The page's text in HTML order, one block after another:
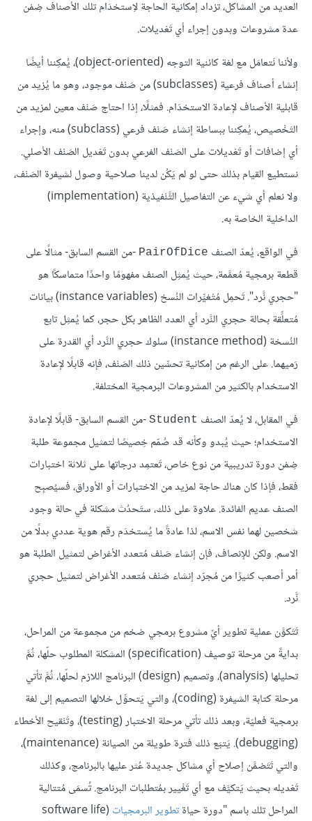
العديد من المشاكل، تزداد إمكانية الحاجة لاِستخدَام تلك الأصناف ضِمْن
عدة مشروعات وبدون إجراء أي تَعْديلات.
ولأننا نَتعامَل مع لغة كائنية التوجه (object-oriented)، يُمكِننا أيضًا
إنشاء أصناف فرعية (subclasses) من صَنْف موجود، وهو ما يُزيد من
قابلية الأصناف لإعادة الاستخدَام. فمثلًا، إذا احتاج صَنْف معين لمزيد من
التَخْصيص، يُمكِننا ببساطة إنشاء صَنْف فرعي (subclass) منه، وإجراء
أي إضافات أو تَعْديلات على الصَنْف الفرعي بدون تَعْديل الصَنْف الأصلي.
نستطيع القيام بذلك حتى لو لم يَكُن لدينا صلاحية وصول لشيفرة الصَنْف،
ولا نعلم أي شيء عن التفاصيل التَّنْفيذية (implementation)
الداخلية الخاصة به.
في الواقع، يُعدّ الصنف PairOfDice -من القسم السابق- مثالًا على
قطعة برمجية مُعمَّمة، حيث يُمثِل الصنف مفهومًا واحدًا متماسكًا هو
"حجري نَّرد". تَحمِل مُتْغيِّرات النُسخ (instance variables) بيانات
مُتعلِّقة بحالة حجري النَّرد أي العدد الظاهر بكل حجر، كما يُمثِل تابع
النُسخة (instance method) سلوك حجري النَّرد أي القدرة على
رَميهما. على الرغم من إمكانية تحسِّين ذلك الصَنْف، فإنه قابلًا لإعادة
الاستخدام بالكثير من المشروعات البرمجية المختلفة.
في المقابل، لا يُعدّ الصنف Student -من القسم السابق- قابلًا لإعادة
الاستخدام؛ حيث يُبدو وكأنه قد صُمّم خِصيصًا لتمثيل مجموعة طلبة
ضِمْن دورة تدريبية من نوع خاص، تَعتمِد درجاتها على ثلاثة اختبارات
فقط، فإذا كان هناك حاجة لمزيد من الاختبارات أو الأوراق، فسيُصبِح
الصنف عديم الفائدة. علاوة على ذلك، ستَحدُث مشكلة في حالة وجود
شخصين لهما نفس الاسم، لذا عادةً ما يُستخدَم رقم هوية عددي بدلًا من
الاسم. ولكن للإنصاف، فإن إنشاء صَنْف مُتعدد الأغراض لتمثيل الطلبة هو
أمر أصعب كثيرًا من مُجرّد إنشاء صَنْف مُتعدد الأغراض لتمثيل حجري
نَّرد.
تَتَكوَّن عملية تطوير أيّ مشروع برمجي ضخم من مجموعة من المراحل،
بدايةً من مرحلة توصيف (specification) المشكلة المطلوب حلّها، ثُمَّ
تحليلها (analysis)، وتصميم (design) البرنامج اللازم لحلّها، ثُمَّ تأتي
مرحلة كتابة الشيفرة (coding)، والتي يَتحوِّل خلالها التصميم إلى لغة
برمجية فعليّة، وبعد ذلك تأتي مرحلة الاختبار (testing)، وتَنْقيح الأخطاء
(debugging). يَتبَع ذلك فترة طويلة من الصيانة (maintenance)،
والتي تَتَضمَّن إصلاح أي مشاكل جديدة عُثر عليها بالبرنامج، وكذلك
تَعْديله بحيث يَتكيَّف مع أي تَغْيير بمُتطلبات البرنامج. تُسمَى مُتتالية
المراحل تلك باسم "دورة حياةتطوير البرمجيات (software life